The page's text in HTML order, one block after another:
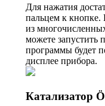
Для нажатия
пальцем к кнопке.
из
можете запустить
программы будет
дисплее прибора.
Катализатор